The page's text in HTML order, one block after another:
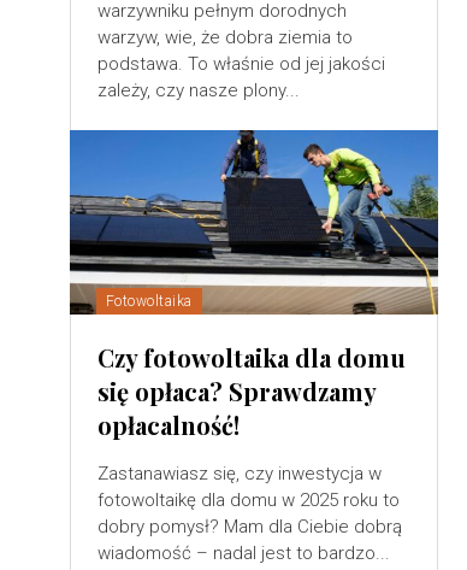
warzywniku pełnym dorodnych
warzyw, wie, że dobra ziemia to
podstawa. To właśnie od jej jakości
zależy, czy nasze plony...
Fotowoltaika
Czy fotowoltaika dla domu
się opłaca? Sprawdzamy
opłacalność!
Zastanawiasz się, czy inwestycja w
fotowoltaikę dla domu w 2025 roku to
dobry pomysł? Mam dla Ciebie dobrą
wiadomość – nadal jest to bardzo...